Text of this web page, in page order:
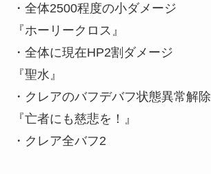
・全体2500程度の小ダメージ
『ホーリークロス』
・全体に現在HP2割ダメージ
『聖水』
・クレアのバフデバフ状態異常解除
『亡者にも慈悲を！』
・クレア全バフ2